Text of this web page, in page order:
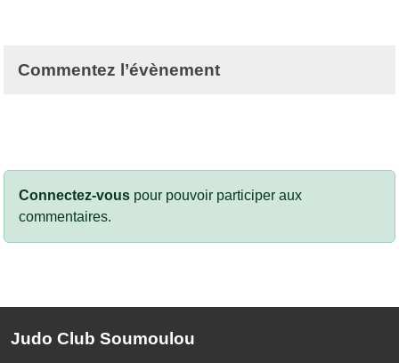
Commentez l’évènement
Connectez-vous pour pouvoir participer aux
commentaires.
Judo Club Soumoulou